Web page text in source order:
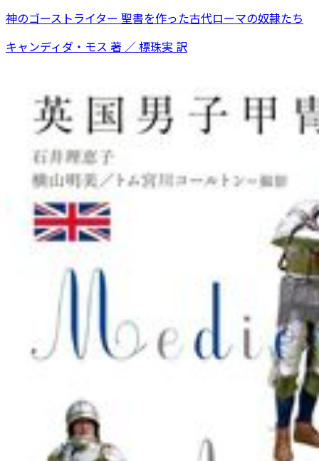
神のゴーストライター 聖書を作った古代ローマの奴隷たち
キャンディダ・モス 著 ／ 標珠実 訳